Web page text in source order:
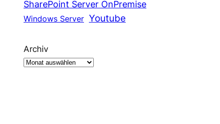
SharePoint Server OnPremise
Windows Server Youtube
Archiv